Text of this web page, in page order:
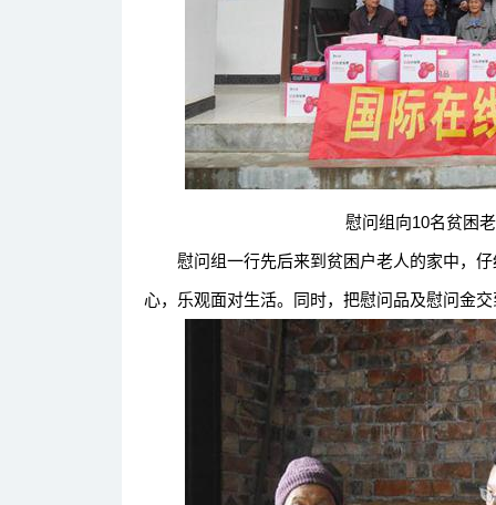
慰问组向10名贫困老
慰问组一行先后来到贫困户老人的家中，仔
心，乐观面对生活。同时，把慰问品及慰问金